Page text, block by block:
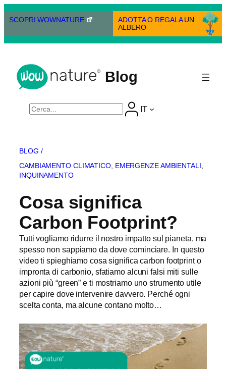
Vai
alSCOPRI WOWNATURE ADOTTA O REGALAUN
ALBERO
Blog
Cerca IT
BLOG /
CAMBIAMENTO CLIMATICO, EMERGENZE AMBIENTALI
INQUINAMENTO
Cosa significa
Carbon Footprint?
Tutti vogliamo ridurre il nostro impatto sul pianeta, ma
spesso non sappiamo da dove cominciare. In questo
video ti spieghiamo cosa significa carbon footprint o
impronta di carbonio, sfatiamo alcuni falsi miti sulle
azioni più “green” e ti mostriamo uno strumento utile
per capire dove intervenire davvero. Perché ogni
scelta conta, ma alcune contano molto…